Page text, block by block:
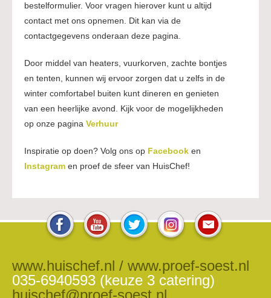
bestelformulier. Voor vragen hierover kunt u altijd
contact met ons opnemen. Dit kan via de
contactgegevens onderaan deze pagina.
Door middel van heaters, vuurkorven, zachte bontjes
en tenten, kunnen wij ervoor zorgen dat u zelfs in de
winter comfortabel buiten kunt dineren en genieten
van een heerlijke avond. Kijk voor de mogelijkheden
op onze pagina Verhuur
Inspiratie op doen? Volg ons op Facebook en
Instagram en proef de sfeer van HuisChef!
www.huischef.nl / www.proef-soest.nl
035-6940593 (keuze 3 catering)
huischef@proef-soest.nl